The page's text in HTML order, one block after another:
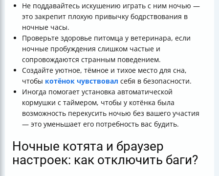
Не поддавайтесь искушению играть с ним ночью —
это закрепит плохую привычку бодрствования в
ночные часы.
Проверьте здоровье питомца у ветеринара, если
ночные пробуждения слишком частые и
сопровождаются странным поведением.
Создайте уютное, тёмное и тихое место для сна,
чтобы котёнок чувствовал себя в безопасности.
Иногда помогает установка автоматической
кормушки с таймером, чтобы у котёнка была
возможность перекусить ночью без вашего участия
— это уменьшает его потребность вас будить.
Ночные котята и браузер
настроек: как отключить баги?